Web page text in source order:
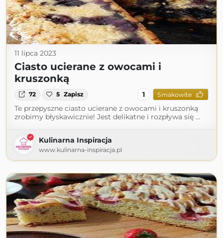
11 lipca 2023
Ciasto ucierane z owocami i
kruszonką
72 5 Zapisz 1 Smakowite
Te przepyszne ciasto ucierane z owocami i kruszonką
zrobimy błyskawicznie! Jest delikatne i rozpływa się …
Kulinarna Inspiracja
www.kulinarna-inspiracja.pl